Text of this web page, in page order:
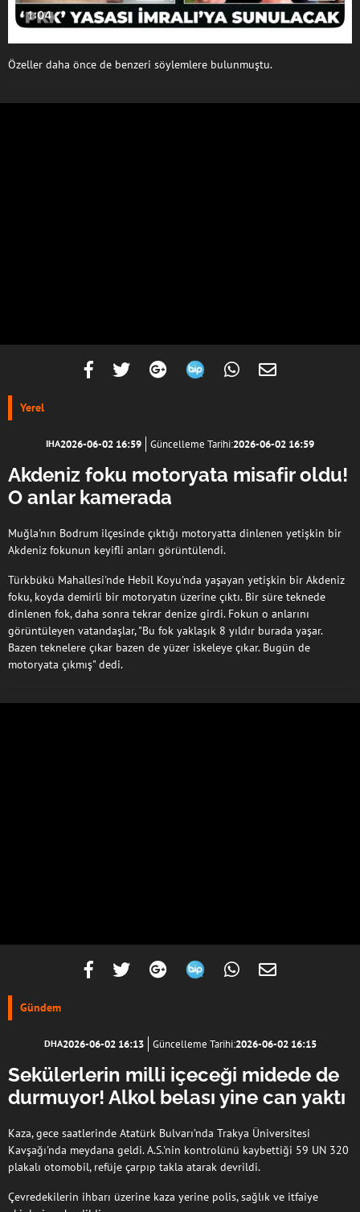
Özeller daha önce de benzeri söylemlere bulunmuştu.
Yerel
IHA2026-06-02 16:59 Güncelleme Tarihi:2026-06-02 16:59
Akdeniz foku motoryata misafir oldu!
O anlar kamerada
Muğla'nın Bodrum ilçesinde çıktığı motoryatta dinlenen yetişkin bir
Akdeniz fokunun keyifli anları görüntülendi.
Türkbükü Mahallesi'nde Hebil Koyu'nda yaşayan yetişkin bir Akdeniz
foku, koyda demirli bir motoryatın üzerine çıktı. Bir süre teknede
dinlenen fok, daha sonra tekrar denize girdi. Fokun o anlarını
görüntüleyen vatandaşlar, "Bu fok yaklaşık 8 yıldır burada yaşar.
Bazen teknelere çıkar bazen de yüzer iskeleye çıkar. Bugün de
motoryata çıkmış" dedi.
Gündem
DHA2026-06-02 16:13 Güncelleme Tarihi:2026-06-02 16:15
Sekülerlerin milli içeceği midede de
durmuyor! Alkol belası yine can yaktı
Kaza, gece saatlerinde Atatürk Bulvarı’nda Trakya Üniversitesi
Kavşağı'nda meydana geldi. A.S.'nin kontrolünü kaybettiği 59 UN 320
plakalı otomobil, refüje çarpıp takla atarak devrildi.
Çevredekilerin ihbarı üzerine kaza yerine polis, sağlık ve itfaiye